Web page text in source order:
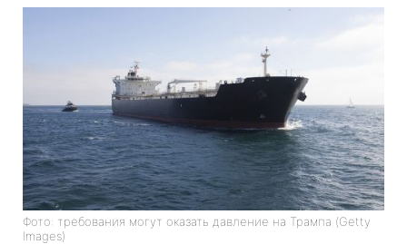
Фото: требования могут оказать давление на Трампа (Getty
Images)